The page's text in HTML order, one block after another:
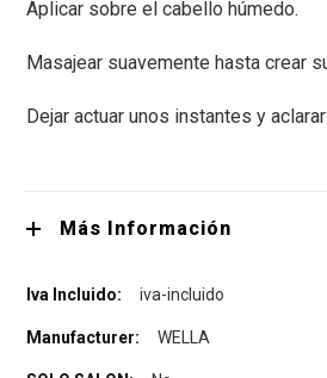
Aplicar sobre el cabello húmedo.
Masajear suavemente hasta crear
Dejar actuar unos instantes y
Más Información
iva-incluido
WELLA